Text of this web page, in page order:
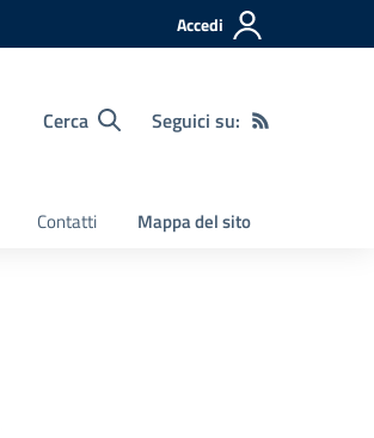
Accedi
Cerca Seguici su:
Contatti Mappa del sito